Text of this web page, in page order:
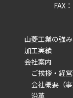
FAX
山菱工業の強み
加工実績
会社案内
ご挨拶・経
会社概要（事
沿革